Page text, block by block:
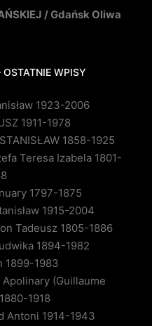
/ Gdańsk Oliwa
WPISY
1923-2006
1911-1978
1858-1925
Teresa Izabela 1801-
1797-1875
1915-2004
Tadeusz 1805-1886
1894-1982
1899-1983
Apolinary (Guillaume
1918
Antoni 1914-1943